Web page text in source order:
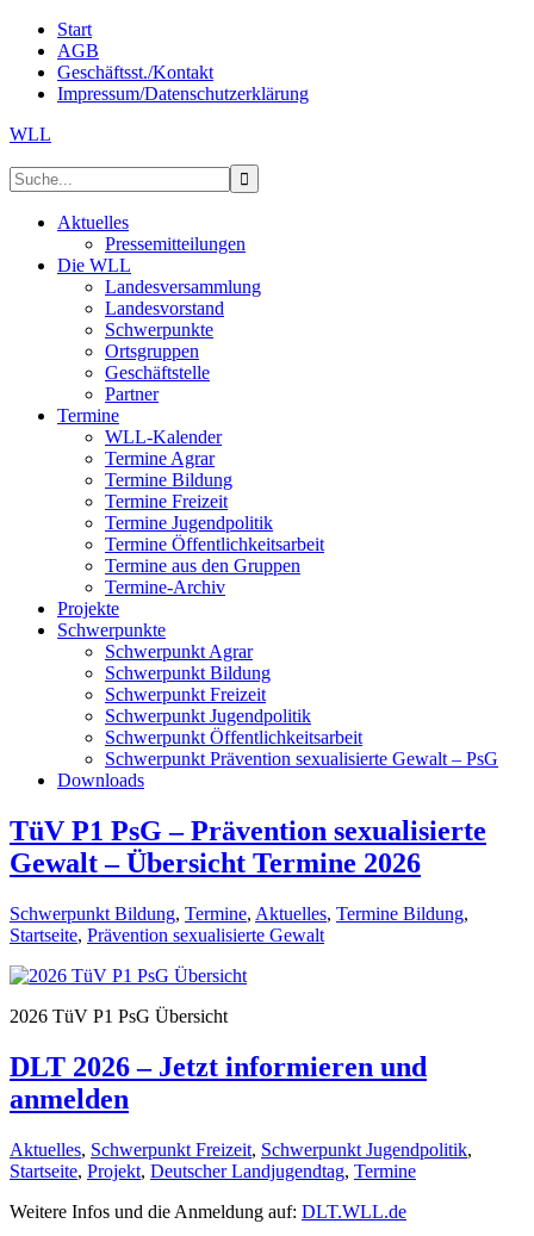
Start
AGB
Geschäftsst./Kontakt
Impressum/Datenschutzerklärung
WLL
Aktuelles
Pressemitteilungen
Die WLL
Landesversammlung
Landesvorstand
Schwerpunkte
Ortsgruppen
Geschäftstelle
Partner
Termine
WLL-Kalender
Termine Agrar
Termine Bildung
Termine Freizeit
Termine Jugendpolitik
Termine Öffentlichkeitsarbeit
Termine aus den Gruppen
Termine-Archiv
Projekte
Schwerpunkte
Schwerpunkt Agrar
Schwerpunkt Bildung
Schwerpunkt Freizeit
Schwerpunkt Jugendpolitik
Schwerpunkt Öffentlichkeitsarbeit
Schwerpunkt Prävention sexualisierte Gewalt – PsG
Downloads
TüV P1 PsG – Prävention sexualisierte
Gewalt – Übersicht Termine 2026
Schwerpunkt Bildung, Termine, Aktuelles, Termine Bildung,
Startseite, Prävention sexualisierte Gewalt
2026 TüV P1 PsG Übersicht
DLT 2026 – Jetzt informieren und
anmelden
Aktuelles, Schwerpunkt Freizeit, Schwerpunkt Jugendpolitik,
Startseite, Projekt, Deutscher Landjugendtag, Termine
Weitere Infos und die Anmeldung auf: DLT.WLL.de